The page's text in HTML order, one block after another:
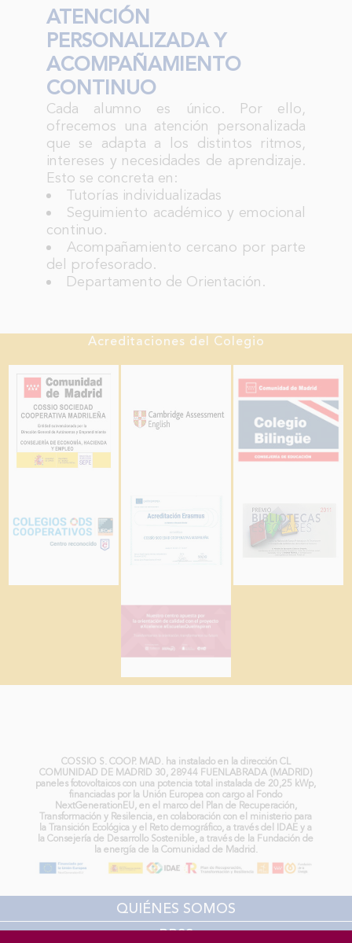
ATENCIÓN
PERSONALIZADA Y
ACOMPAÑAMIENTO
CONTINUO
Cada alumno es único. Por ello,
ofrecemos una atención personalizada
que se adapta a los distintos ritmos,
intereses y necesidades de aprendizaje.
Esto se concreta en:
Tutorías individualizadas
Seguimiento académico y emocional
continuo.
Acompañamiento cercano por parte
del profesorado.
Departamento de Orientación.
Acreditaciones del Colegio
COSSIO S. COOP. MAD. ha instalado en la dirección CL
COMUNIDAD DE MADRID 30, 28944 FUENLABRADA (MADRID)
paneles fotovoltaicos con una potencia total instalada de 20,25 kWp,
financiadas por la Unión Europea con cargo al Fondo
NextGenerationEU, en el marco del Plan de Recuperación,
Transformación y Resilencia, en colaboración con el ministerio para
la Transición Ecológica y el Reto demográfico, a través del IDAE y a
la Consejería de Desarrollo Sostenible, a través de la Fundación de
la energía de la Comunidad de Madrid.
QUIÉNES SOMOS
RRSS